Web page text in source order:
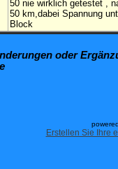
50 nie wirklich getestet ,
50 km,dabei Spannung
Block
oder
Erstellen Sie Ihre